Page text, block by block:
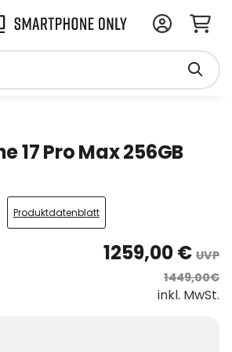
17 Pro Max 256GB
Produktdatenblatt
1259,00 € UVP
1449,00€
inkl. MwSt.